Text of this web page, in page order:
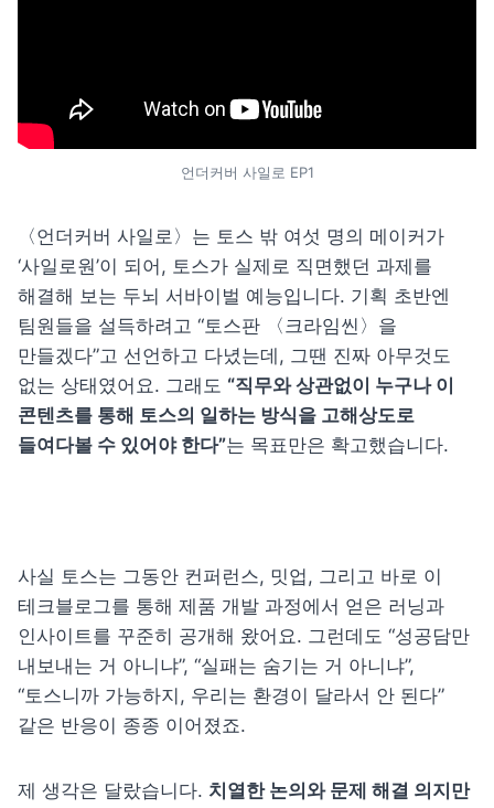
언더커버 사일로 EP1
〈언더커버 사일로〉는 토스 밖 여섯 명의 메이커가
‘사일로원’이 되어, 토스가 실제로 직면했던 과제를
해결해 보는 두뇌 서바이벌 예능입니다. 기획 초반엔
팀원들을 설득하려고 “토스판 〈크라임씬〉을
만들겠다”고 선언하고 다녔는데, 그땐 진짜 아무것도
없는 상태였어요. 그래도 “직무와 상관없이 누구나 이
콘텐츠를 통해 토스의 일하는 방식을 고해상도로
들여다볼 수 있어야 한다”는 목표만은 확고했습니다.
사실 토스는 그동안 컨퍼런스, 밋업, 그리고 바로 이
테크블로그를 통해 제품 개발 과정에서 얻은 러닝과
인사이트를 꾸준히 공개해 왔어요. 그런데도 “성공담만
내보내는 거 아니냐”, “실패는 숨기는 거 아니냐”,
“토스니까 가능하지, 우리는 환경이 달라서 안 된다”
같은 반응이 종종 이어졌죠.
제 생각은 달랐습니다. 치열한 논의와 문제 해결 의지만